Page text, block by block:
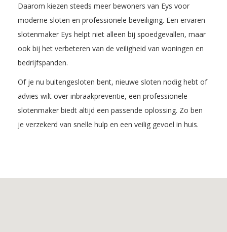
Daarom kiezen steeds meer bewoners van Eys voor
moderne sloten en professionele beveiliging. Een ervaren
slotenmaker Eys helpt niet alleen bij spoedgevallen, maar
ook bij het verbeteren van de veiligheid van woningen en
bedrijfspanden.
Of je nu buitengesloten bent, nieuwe sloten nodig hebt of
advies wilt over inbraakpreventie, een professionele
slotenmaker biedt altijd een passende oplossing. Zo ben
je verzekerd van snelle hulp en een veilig gevoel in huis.